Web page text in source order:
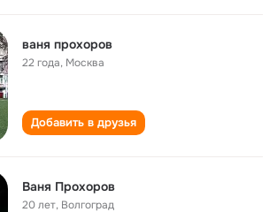
ваня прохоров
22 года, Москва
Добавить в друзья
Ваня Прохоров
20 лет, Волгоград